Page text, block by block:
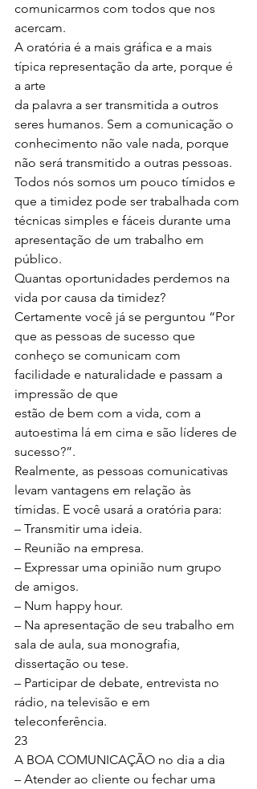
comunicarmos com todos que nos
acercam.
A oratória é a mais gráfica e a mais
típica representação da arte, porque é
a arte
da palavra a ser transmitida a outros
seres humanos. Sem a comunicação o
conhecimento não vale nada, porque
não será transmitido a outras pessoas.
Todos nós somos um pouco tímidos e
que a timidez pode ser trabalhada com
técnicas simples e fáceis durante uma
apresentação de um trabalho em
público.
Quantas oportunidades perdemos na
vida por causa da timidez?
Certamente você já se perguntou “Por
que as pessoas de sucesso que
conheço se comunicam com
facilidade e naturalidade e passam a
impressão de que
estão de bem com a vida, com a
autoestima lá em cima e são líderes de
sucesso?”.
Realmente, as pessoas comunicativas
levam vantagens em relação às
tímidas. E você usará a oratória para:
– Transmitir uma ideia.
– Reunião na empresa.
– Expressar uma opinião num grupo
de amigos.
– Num happy hour.
– Na apresentação de seu trabalho em
sala de aula, sua monografia,
dissertação ou tese.
– Participar de debate, entrevista no
rádio, na televisão e em
teleconferência.
23
A BOA COMUNICAÇÃO no dia a dia
– Atender ao cliente ou fechar uma